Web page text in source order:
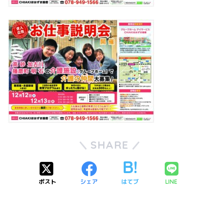
SHARE
ポスト シェア はてブ LINE